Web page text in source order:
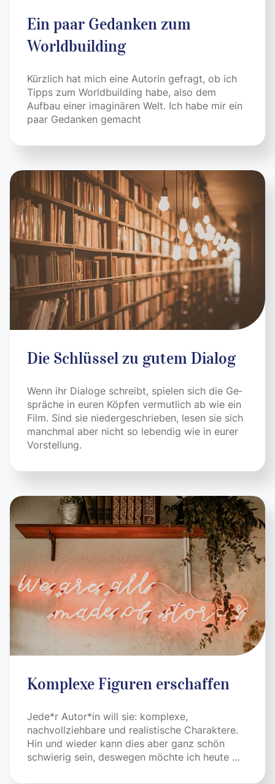
Ein paar Gedanken zum
Worldbuilding
Kürzlich hat mich eine Autorin gefragt, ob ich
Tipps zum Worldbuilding habe, also dem
Aufbau einer imaginären Welt. Ich habe mir ein
paar Gedanken gemacht
Die Schlüssel zu gutem Dialog
Wenn ihr Dia­loge schreibt, spie­len sich die Ge­
sprä­che in euren Köpfen ver­mut­lich ab wie ein
Film. Sind sie nieder­ge­schrie­ben, le­sen sie sich
manch­mal aber nicht so leben­dig wie in eurer
Vor­stellung.
Komplexe Figuren erschaffen
Jede*r Autor*in will sie: komplexe,
nachvollziehbare und realistische Charaktere.
Hin und wieder kann dies aber ganz schön
schwierig sein, deswegen möchte ich heute …